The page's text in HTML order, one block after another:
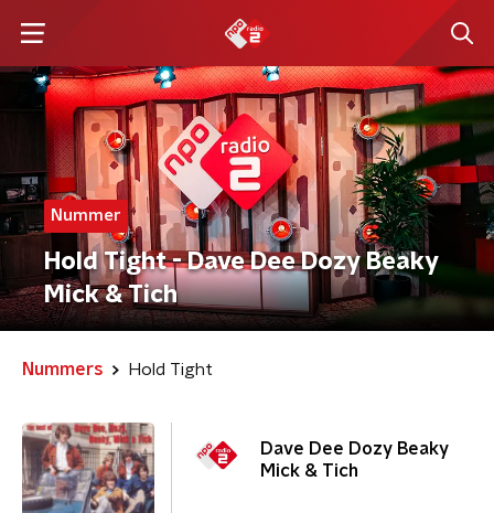
Nummer
Hold Tight - Dave Dee Dozy Beaky
Mick & Tich
Nummers Hold Tight
Dave Dee Dozy Beaky
Mick & Tich